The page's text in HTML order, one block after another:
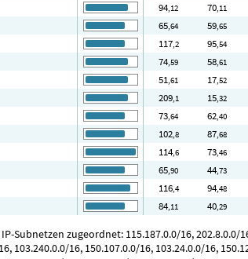
94,12 70,11
65,64 59,65
117,2 95,54
74,59 58,61
51,61 17,52
209,1 15,32
73,64 62,40
102,8 87,68
114,6 73,46
65,90 44,73
116,4 94,48
84,11 40,29
Subnetzen zugeordnet: 115.187.0.0/16, 202.8.0.0/
103.240.0.0/16, 150.107.0.0/16, 103.24.0.0/16,